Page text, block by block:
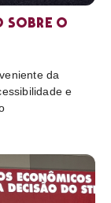
sobre o
da
e